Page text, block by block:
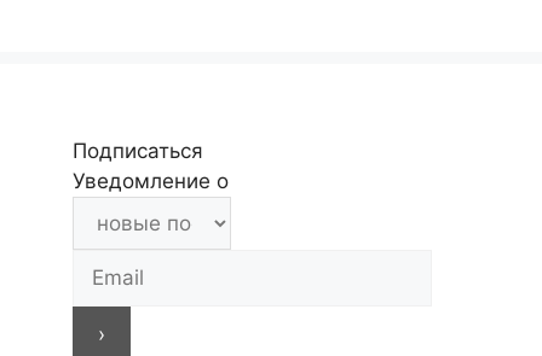
Подписаться
Уведомление о